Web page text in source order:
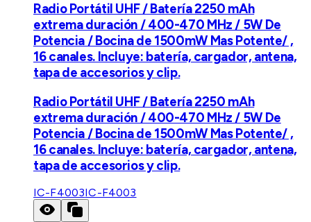
Radio Portátil UHF / Batería 2250 mAh
extrema duración / 400-470 MHz / 5W De
Potencia / Bocina de 1500mW Mas Potente/ ,
16 canales. Incluye: batería, cargador, antena,
tapa de accesorios y clip.
Radio Portátil UHF / Batería 2250 mAh
extrema duración / 400-470 MHz / 5W De
Potencia / Bocina de 1500mW Mas Potente/ ,
16 canales. Incluye: batería, cargador, antena,
tapa de accesorios y clip.
IC-F4003IC-F4003